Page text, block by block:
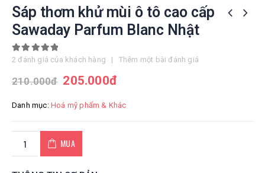
Sáp thơm khử mùi ô tô cao cấp
Sawaday Parfum Blanc Nhật
5.00out of 5
2 đánh giá của khách hàng | Thêm một bài đánh giá
210.000đ 205.000đ
Danh mục: Hoá mỹ phẩm & Khác
MUA